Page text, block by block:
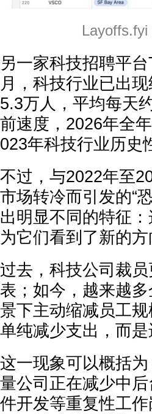
另一家科技招聘平
月，科技行业已出现
5.3万人，平均每天
前速度，2026年全
023年科技行业历史
不过，与2022年至
市场转冷而引发的“
出明显不同的特征：
为它们看到了新的方
过去，科技公司裁
表；如今，越来越
景下主动缩减员工
单纯减少支出，而是
这一现象可以概括为
量公司正在减少中
件开发等重复性工作